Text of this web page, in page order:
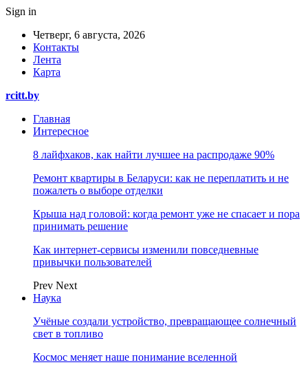
Sign in
Четверг, 6 августа, 2026
Контакты
Лента
Карта
rcitt.by
Главная
Интересное
8 лайфхаков, как найти лучшее на распродаже 90%
Ремонт квартиры в Беларуси: как не переплатить и не
пожалеть о выборе отделки
Крыша над головой: когда ремонт уже не спасает и пора
принимать решение
Как интернет-сервисы изменили повседневные
привычки пользователей
Prev Next
Наука
Учёные создали устройство, превращающее солнечный
свет в топливо
Космос меняет наше понимание вселенной